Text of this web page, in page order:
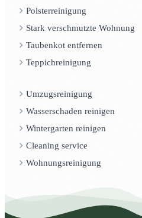
Polsterreinigung
Stark verschmutzte Wohnung
Taubenkot entfernen
Teppichreinigung
Umzugsreinigung
Wasserschaden reinigen
Wintergarten reinigen
Cleaning service
Wohnungsreinigung